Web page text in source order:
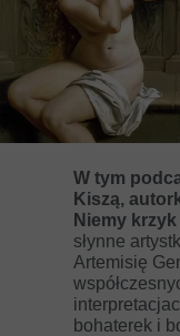
W tym
Kiszą,
Niemy
słynne
Artemisię
bohaterek i